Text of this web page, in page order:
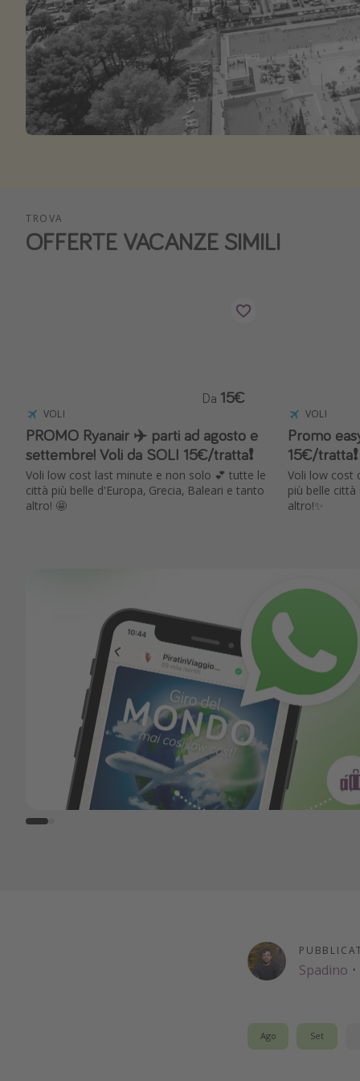
TROVA
OFFERTE VACANZE SIMILI
VOLI
PROMO Ryanair ✈️ parti ad agosto e
settembre! Voli da SOLI 15€/tratta❗️
Voli low cost last minute e non solo 💕 tutte le
città più belle d'Europa, Grecia, Baleari e tanto
altro! 🤩
Da 15€
VOLI
Promo
15€/tratta❗️
Voli low cost
più belle città
altro!✨
Spadino ·
Ago Set